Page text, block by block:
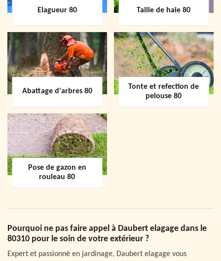
Elagueur 80 Taille de haie 80
Abattage d'arbres 80
Tonte et refection de
pelouse 80
Pose de gazon en
rouleau 80
Pourquoi ne pas faire appel à Daubert elagage dans le
80310 pour le soin de votre extérieur ?
Expert et passionné en jardinage, Daubert elagage vous